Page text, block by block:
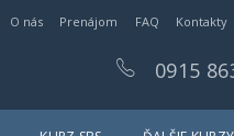
O nás Prenájom FAQ Kontakty
0915